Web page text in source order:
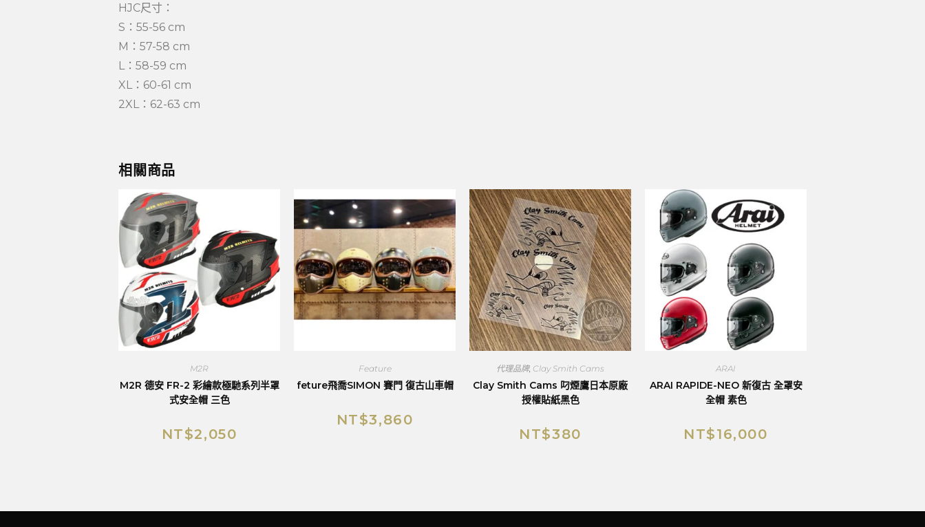
HJC尺寸：
S：55-56 cm
M：57-58 cm
L：58-59 cm
XL：60-61 cm
2XL：62-63 cm
相關商品
M2R
M2R 德安 FR-2 彩繪款極馳系列半罩
式安全帽 三色
NT$2,050
Feature
feture飛喬SIMON 賽門 復古山車帽
NT$3,860
代理品牌, Clay Smith Cams
Clay Smith Cams 叼煙鷹日本原廠
授權貼紙黑色
NT$380
ARAI
ARAI RAPIDE-NEO 新復古 全罩安
全帽 素色
NT$16,000